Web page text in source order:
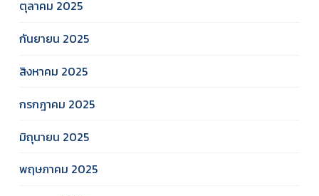
ตุลาคม 2025
กันยายน 2025
สิงหาคม 2025
กรกฎาคม 2025
มิถุนายน 2025
พฤษภาคม 2025